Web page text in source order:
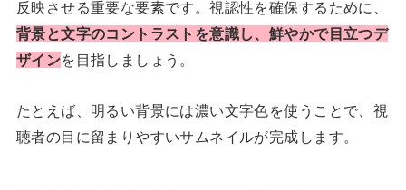
反映させる重要な要素です。視認性を確保するために、
背景と文字のコントラストを意識し、鮮やかで目立つデ
ザインを目指しましょう。
たとえば、明るい背景には濃い文字色を使うことで、視
聴者の目に留まりやすいサムネイルが完成します。